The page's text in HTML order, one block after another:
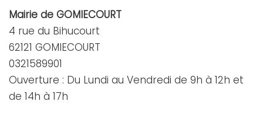
Mairie de GOMIECOURT
4 rue du Bihucourt
62121 GOMIECOURT
0321589901
Ouverture : Du Lundi au Vendredi de 9h à 12h et
de 14h à 17h